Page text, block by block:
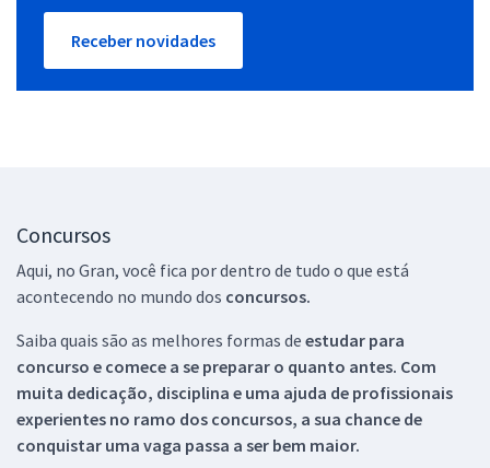
Receber novidades
Concursos
Aqui, no Gran, você fica por dentro de tudo o que está
acontecendo no mundo dos concursos.
Saiba quais são as melhores formas de estudar para
concurso e comece a se preparar o quanto antes. Com
muita dedicação, disciplina e uma ajuda de profissionais
experientes no ramo dos concursos, a sua chance de
conquistar uma vaga passa a ser bem maior.